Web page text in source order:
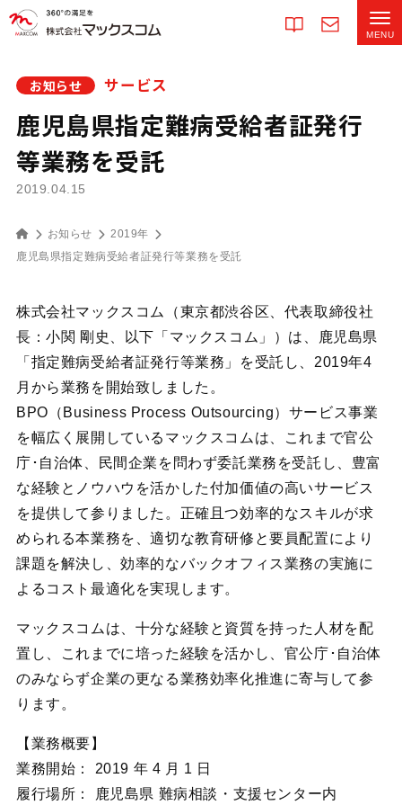
お知らせ サービス
鹿児島県指定難病受給者証発行
等業務を受託
2019.04.15
お知らせ
2019年
鹿児島県指定難病受給者証発行等業務を受託
株式会社マックスコム（東京都渋谷区、代表取締役社
長：小関 剛史、以下「マックスコム」）は、鹿児島県
「指定難病受給者証発行等業務」を受託し、2019年4
月から業務を開始致しました。
BPO（Business Process Outsourcing）サービス事業
を幅広く展開しているマックスコムは、これまで官公
庁･自治体、民間企業を問わず委託業務を受託し、豊富
な経験とノウハウを活かした付加価値の高いサービス
を提供して参りました。正確且つ効率的なスキルが求
められる本業務を、適切な教育研修と要員配置により
課題を解決し、効率的なバックオフィス業務の実施に
よるコスト最適化を実現します。
マックスコムは、十分な経験と資質を持った人材を配
置し、これまでに培った経験を活かし、官公庁･自治体
のみならず企業の更なる業務効率化推進に寄与して参
ります。
【業務概要】
業務開始： 2019 年 4 月 1 日
履行場所： 鹿児島県 難病相談・支援センター内